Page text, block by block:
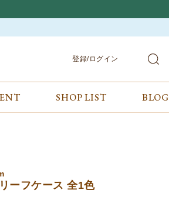
会員サービス
ご利用ガイド/お問合せ
登録/ログイン
検索
SHOP LIST BLOG
ーフケース 全1色